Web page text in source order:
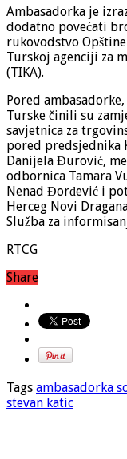
Ambasadorka je
dodatno povećati
rukovodstvo
Turskoj agenciji za
(TIKA).
Pored
Turske činili su
savjetnica za
pored predsjednika
Danijela Đurović,
odbornica Tamara
Nenad Đorđević i
Herceg Novi
Služba za
RTCG
Share
Tags ambasadorka
stevan katic